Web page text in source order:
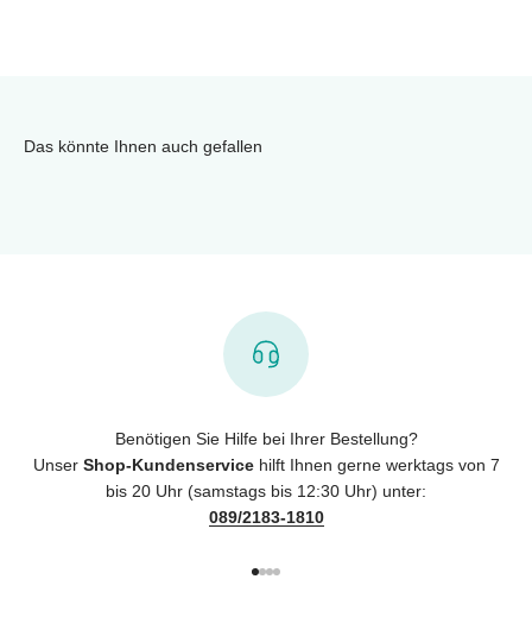
Das könnte Ihnen auch gefallen
Benötigen Sie Hilfe bei Ihrer Bestellung?
Unser Shop-Kundenservicehilft Ihnen gerne werktags von 7
bis 20 Uhr (samstags bis 12:30 Uhr) unter:
089/2183-1810